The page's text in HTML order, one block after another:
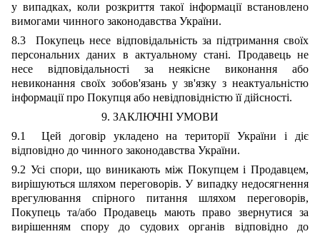
у випадках, коли розкриття такої інформації встановлено
вимогами чинного законодавства України.
8.3 Покупець несе відповідальність за підтримання своїх
персональних даних в актуальному стані. Продавець не
несе відповідальності за неякісне виконання або
невиконання своїх зобов'язань у зв'язку з неактуальністю
інформації про Покупця або невідповідністю її дійсності.
9. ЗАКЛЮЧНІ УМОВИ
9.1 Цей договір укладено на території України і діє
відповідно до чинного законодавства України.
9.2 Усі спори, що виникають між Покупцем і Продавцем,
вирішуються шляхом переговорів. У випадку недосягнення
врегулювання спірного питання шляхом переговорів,
Покупець та/або Продавець мають право звернутися за
вирішенням спору до судових органів відповідно до